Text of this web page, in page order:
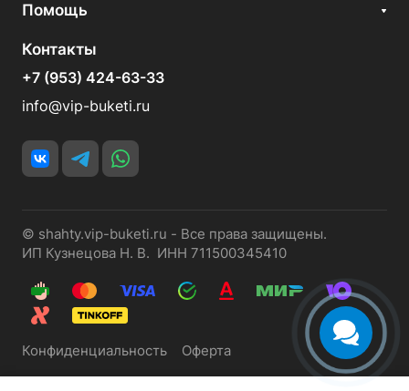
Помощь
Контакты
+7 (953) 424-63-33
info@vip-buketi.ru
© shahty.vip-buketi.ru - Все права защищены.
ИП Кузнецова Н. В. ИНН 711500345410
Конфиденциальность Оферта